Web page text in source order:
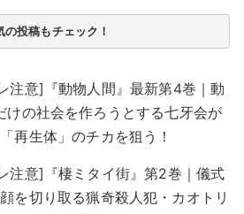
の投稿もチェック！
注意]『動物人間』最新第4巻｜動
けの社会を作ろうとする七牙会が
「再生体」のチカを狙う！
注意]『棲ミタイ街』第2巻｜儀式
を切り取る猟奇殺人犯・カオトリ